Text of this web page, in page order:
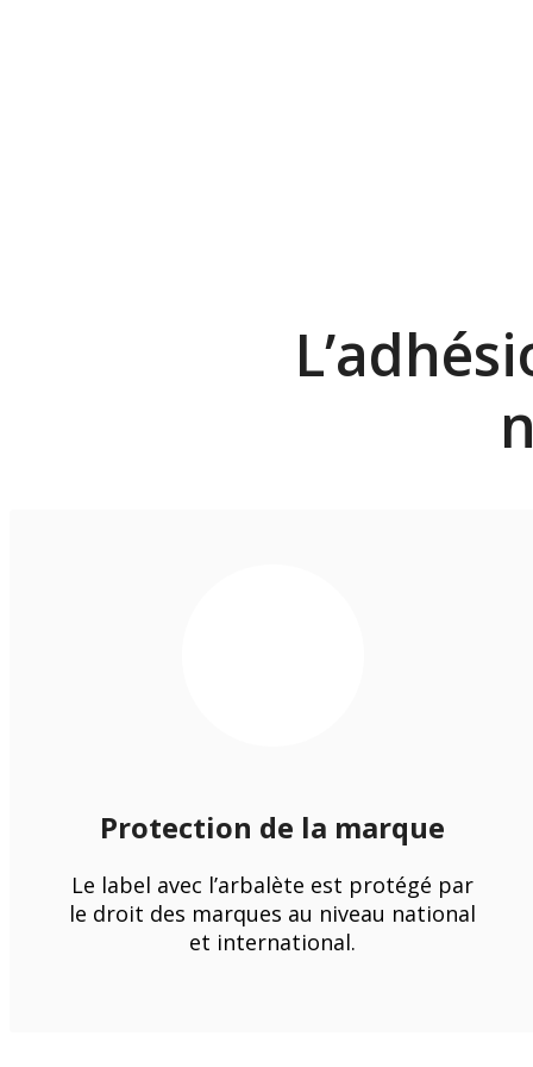
Protection de la marque
Le label avec l’arbalète est protégé par
le droit des marques au niveau national
et international.